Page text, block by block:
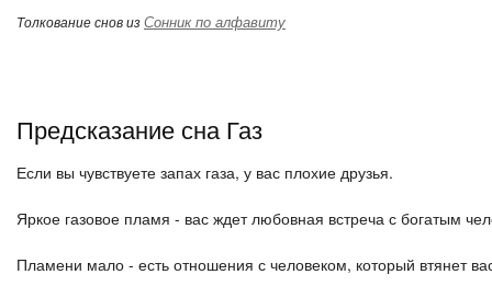
Толкование снов изСонник по алфавиту
Предсказание сна Газ
Если вы чувствуете запах газа, у вас плохие друзья.
Яркое газовое пламя - вас ждет любовная встреча с богатым
Пламени мало - есть отношения с человеком, который втянет